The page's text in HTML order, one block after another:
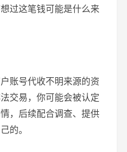
过这笔钱可能是什么来
账号代收不明来源的资
交易，你可能会被认定
，后续配合调查、提供
的。